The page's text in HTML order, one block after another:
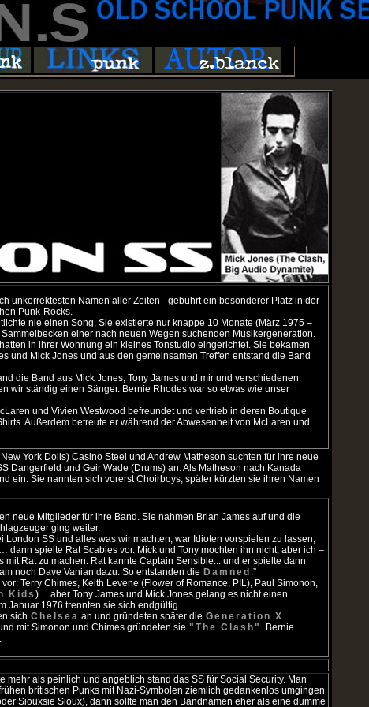
unkorrektesten Namen aller Zeiten - gebührt ein besonderer Platz in der
Punk-Rocks.
nie einen Song. Sie existierte nur knappe 10 Monate (März 1975 –
einer nach neuen Wegen suchenden Musikergeneration.
in ihrer Wohnung ein kleines Tonstudio eingerichtet. Sie bekamen
und Mick Jones und aus den gemeinsamen Treffen entstand die Band
die Band aus Mick Jones, Tony James und mir und verschiedenen
wir ständig einen Sänger. Bernie Rhodes war so etwas wie unser
und Vivien Westwood befreundet und vertrieb in deren Boutique
Außerdem betreute er während der Abwesenheit von McLaren und
York Dolls) Casino Steel und Andrew Matheson suchten für ihre neue
Dangerfield und Geir Wade (Drums) an. Als Matheson nach Kanada
ein. Sie nannten sich vorerst Choirboys, später kürzten sie ihren Namen
neue Mitglieder für ihre Band. Sie nahmen Brian James auf und die
ging weiter.
London SS und alles was wir machten, war Idioten vorspielen zu lassen,
dann spielte Rat Scabies vor. Mick und Tony mochten ihn nicht, aber ich –
mit Rat zu machen. Rat kannte Captain Sensible... und er spielte dann
noch Dave Vanian dazu. So entstanden die Damned .”
Terry Chimes, Keith Levene (Flower of Romance, PIL), Paul Simonon,
Kids )… aber Tony James und Mick Jones gelang es nicht einen
Januar 1976 trennten sie sich endgültig.
sich Chelsea an und gründeten später die Generation X .
mit Simonon und Chimes gründeten sie "The Clash" . Bernie
als peinlich und angeblich stand das SS für Social Security. Man
britischen Punks mit Nazi-Symbolen ziemlich gedankenlos umgingen
Siouxsie Sioux), dann sollte man den Bandnamen eher als eine dumme